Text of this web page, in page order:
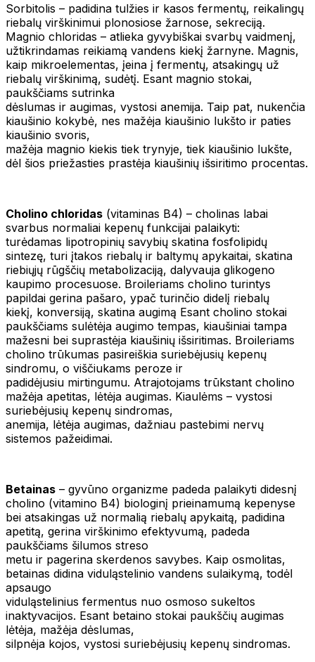
Sorbitolis – padidina tulžies ir kasos fermentų, reikalingų
riebalų virškinimui plonosiose žarnose, sekreciją.
Magnio chloridas – atlieka gyvybiškai svarbų vaidmenį,
užtikrindamas reikiamą vandens kiekį žarnyne. Magnis,
kaip mikroelementas, įeina į fermentų, atsakingų už
riebalų virškinimą, sudėtį. Esant magnio stokai,
paukščiams sutrinka
dėslumas ir augimas, vystosi anemija. Taip pat, nukenčia
kiaušinio kokybė, nes mažėja kiaušinio lukšto ir paties
kiaušinio svoris,
mažėja magnio kiekis tiek trynyje, tiek kiaušinio lukšte,
dėl šios priežasties prastėja kiaušinių išsiritimo procentas.
Cholino chloridas (vitaminas B4) – cholinas labai
svarbus normaliai kepenų funkcijai palaikyti:
turėdamas lipotropinių savybių skatina fosfolipidų
sintezę, turi įtakos riebalų ir baltymų apykaitai, skatina
riebiųjų rūgščių metabolizaciją, dalyvauja glikogeno
kaupimo procesuose. Broileriams cholino turintys
papildai gerina pašaro, ypač turinčio didelį riebalų
kiekį, konversiją, skatina augimą Esant cholino stokai
paukščiams sulėtėja augimo tempas, kiaušiniai tampa
mažesni bei suprastėja kiaušinių išsiritimas. Broileriams
cholino trūkumas pasireiškia suriebėjusių kepenų
sindromu, o viščiukams peroze ir
padidėjusiu mirtingumu. Atrajotojams trūkstant cholino
mažėja apetitas, lėtėja augimas. Kiaulėms – vystosi
suriebėjusių kepenų sindromas,
anemija, lėtėja augimas, dažniau pastebimi nervų
sistemos pažeidimai.
Betainas – gyvūno organizme padeda palaikyti didesnį
cholino (vitamino B4) biologinį prieinamumą kepenyse
bei atsakingas už normalią riebalų apykaitą, padidina
apetitą, gerina virškinimo efektyvumą, padeda
paukščiams šilumos streso
metu ir pagerina skerdenos savybes. Kaip osmolitas,
betainas didina viduląstelinio vandens sulaikymą, todėl
apsaugo
viduląstelinius fermentus nuo osmoso sukeltos
inaktyvacijos. Esant betaino stokai paukščių augimas
lėtėja, mažėja dėslumas,
silpnėja kojos, vystosi suriebėjusių kepenų sindromas.